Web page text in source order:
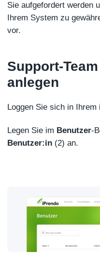
Sie aufgefordert werden
Ihrem System zu
vor.
Support-
anlegen
Loggen Sie sich in
Legen Sie im Benutzer-
Benutzer:in (2) an.